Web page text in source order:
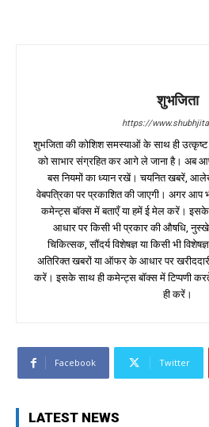
शुभजिता
https://
शुभजिता की कोशिश समस्याओं के साथ ही
को साभार संग्रहित कर आगे ले जाना है। अब
बस नियमों का ध्यान रखें। चयनित खबरें,
वेबपत्रिका पर प्रकाशित की जाएगी। अगर आप
कमेन्ट्स बॉक्स में बताएँ या हमें ई मेल करें।
आधार पर किसी भी प्रकार की औषधि,
चिकित्सक, सौंदर्य विशेषज्ञ या किसी भी
अतिरिक्त खबरों या ऑफर के आधार पर
करें। इसके साथ ही कमेन्ट्स बॉक्स में टिप्पणी करते
ही करें।
Facebook Twitter
LATEST NEWS